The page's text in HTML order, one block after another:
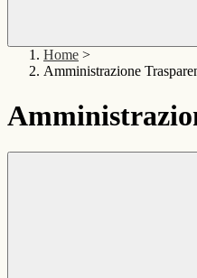
Home >
Amministrazione